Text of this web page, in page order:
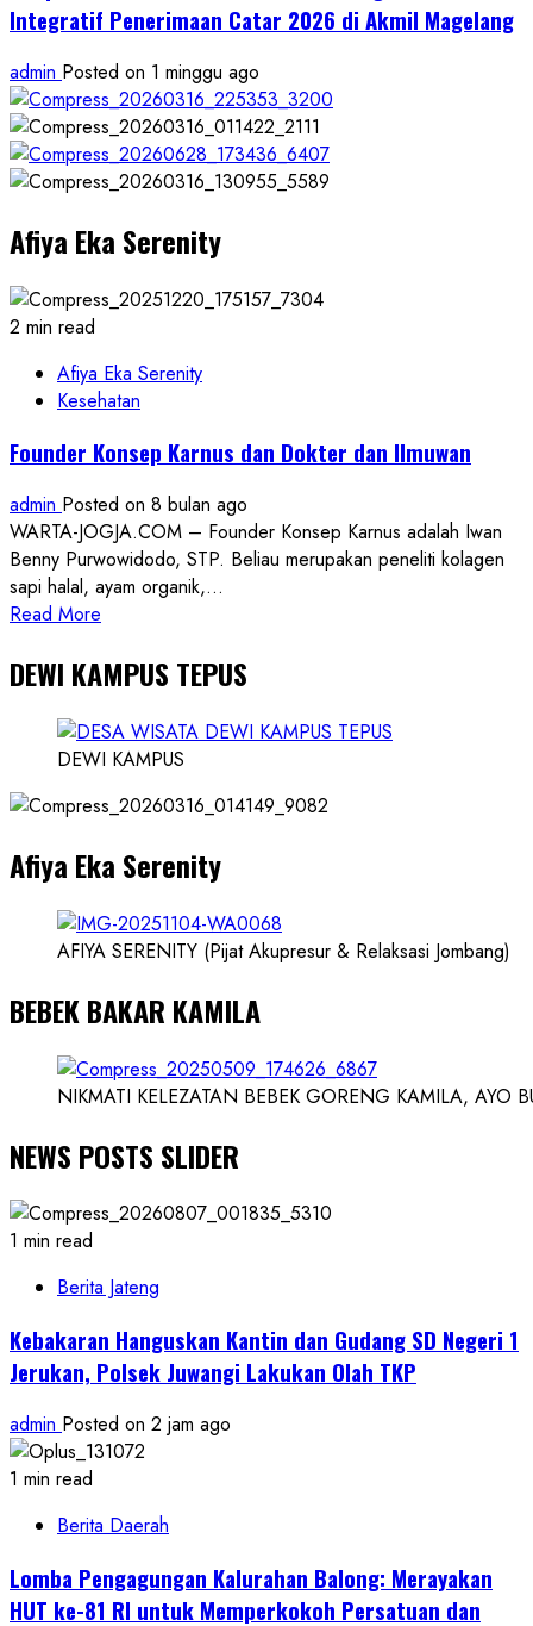
Integratif Penerimaan Catar 2026 di Akmil Magelang
admin Posted on 1 minggu ago
Afiya Eka Serenity
2 min read
Afiya Eka Serenity
Kesehatan
Founder Konsep Karnus dan Dokter dan Ilmuwan
admin Posted on 8 bulan ago
WARTA-JOGJA.COM – Founder Konsep Karnus adalah Iwan
Benny Purwowidodo, STP. Beliau merupakan peneliti kolagen
sapi halal, ayam organik,...
Read More
about
Founder
Konsep
Karnus
Dokter
Ilmuwan
DEWI KAMPUS TEPUS
DEWI KAMPUS
Afiya Eka Serenity
AFIYA SERENITY (Pijat Akupresur & Relaksasi Jombang)
BEBEK BAKAR KAMILA
NIKMATI KELEZATAN BEBEK GORENG KAMILA, AYO
NEWS POSTS SLIDER
1 min read
Berita Jateng
Kebakaran Hanguskan Kantin dan Gudang SD Negeri 1
Jerukan, Polsek Juwangi Lakukan Olah TKP
admin Posted on 2 jam ago
1 min read
Berita Daerah
Lomba Pengagungan Kalurahan Balong: Merayakan
HUT ke-81 RI untuk Memperkokoh Persatuan dan